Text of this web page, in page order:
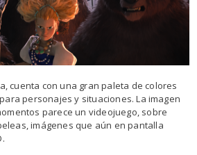
cuenta con una gran paleta de colores
personajes y situaciones. La imagen
parece un videojuego, sobre
imágenes que aún en pantalla